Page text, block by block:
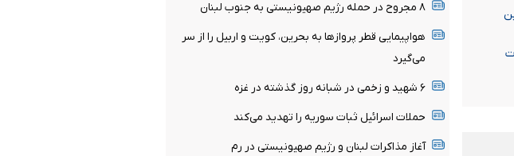
۸ مجروح در حمله رژیم صهیونیستی به جنوب لبنان
هواپیمایی قطر پروازها به بحرین، کویت و اربیل را از سر
می‌گیرد
۶ شهید و زخمی در شبانه روز گذشته در غزه
حملات اسرائیل ثبات سوریه را تهدید می‌کند
آغاز مذاکرات لبنان و رژیم صهیونیستی در رم